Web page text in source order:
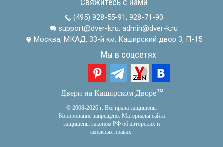
Свяжитесь с нами
(495) 928-55-91; 928-71-90
support@dver-k.ru, admin@dver-k.ru
Москва, МКАД, 33-й км, Каширский двор 3, П-15
Мы в соцсетях
Двери на Каширском Дворетм
© 2008-2026 г. Все права защищены
Копирование запрещено. Материалы сайта
защищены законом РФ об авторских и
смежных правах.